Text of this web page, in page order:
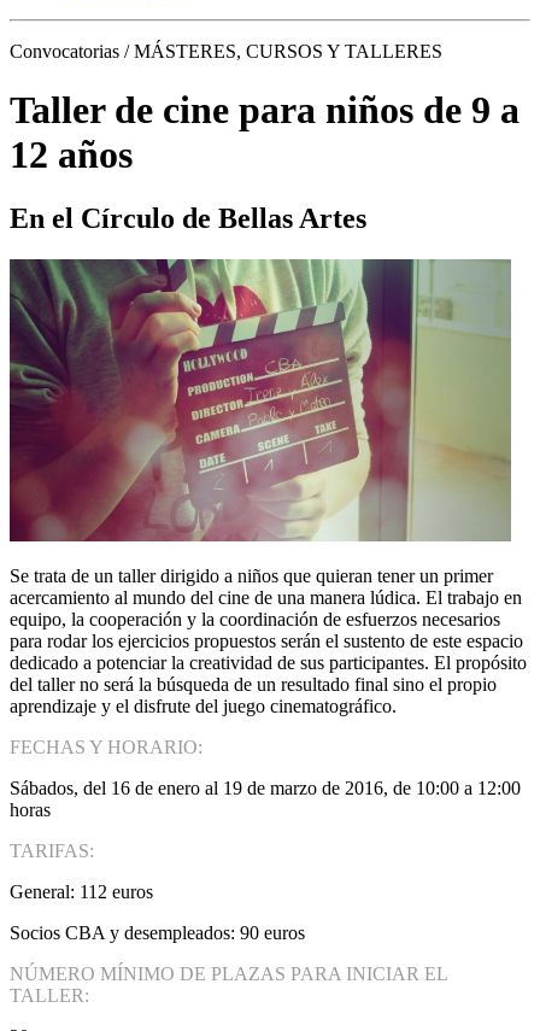
Convocatorias / MÁSTERES, CURSOS Y TALLERES
Taller de cine para niños de 9 a
12 años
En el Círculo de Bellas Artes
Se trata de un taller dirigido a niños que quieran tener un primer
acercamiento al mundo del cine de una manera lúdica. El trabajo en
equipo, la cooperación y la coordinación de esfuerzos necesarios
para rodar los ejercicios propuestos serán el sustento de este espacio
dedicado a potenciar la creatividad de sus participantes. El propósito
del taller no será la búsqueda de un resultado final sino el propio
aprendizaje y el disfrute del juego cinematográfico.
FECHAS Y HORARIO:
Sábados, del 16 de enero al 19 de marzo de 2016, de 10:00 a 12:00
horas
TARIFAS:
General: 112 euros
Socios CBA y desempleados: 90 euros
NÚMERO MÍNIMO DE PLAZAS PARA INICIAR EL
TALLER: